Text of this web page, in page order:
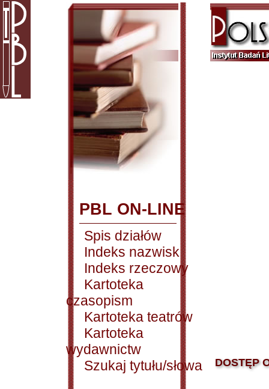
PBL ON-LINE
Spis działów
Indeks nazwisk
Indeks rzeczowy
Kartoteka
czasopism
Kartoteka teatrów
Kartoteka
wydawnictw
Szukaj tytułu/słowa
DOSTĘP